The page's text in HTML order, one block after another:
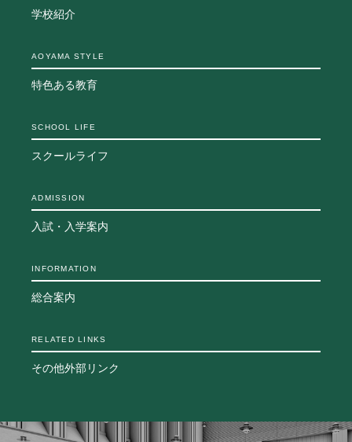
施設・設備
制服
生徒自主学習団体
いじめ防止対策
入試日程・出願資格
入試要項・出願書類
公開行事の紹介
入学金・学費
入試結果
海外に住む中学生の方へ
合格者発表
学校紹介
AOYAMA STYLE
特色ある教育
SCHOOL LIFE
スクールライフ
ADMISSION
入試・入学案内
INFORMATION
総合案内
RELATED LINKS
その他外部リンク